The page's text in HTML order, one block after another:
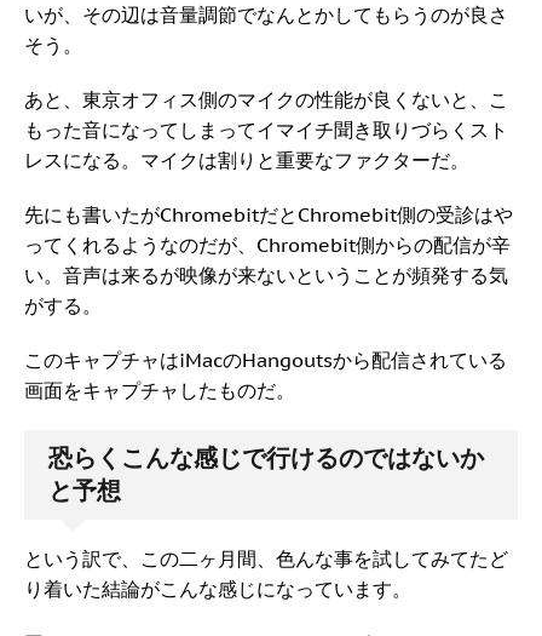
いが、その辺は音量調節でなんとかしてもらうのが良さ
そう。
あと、東京オフィス側のマイクの性能が良くないと、こ
もった音になってしまってイマイチ聞き取りづらくスト
レスになる。マイクは割りと重要なファクターだ。
先にも書いたがChromebitだとChromebit側の受診はや
ってくれるようなのだが、Chromebit側からの配信が辛
い。音声は来るが映像が来ないということが頻発する気
がする。
このキャプチャはiMacのHangoutsから配信されている
画面をキャプチャしたものだ。
恐らくこんな感じで行けるのではないか
と予想
という訳で、この二ヶ月間、色んな事を試してみてたど
り着いた結論がこんな感じになっています。